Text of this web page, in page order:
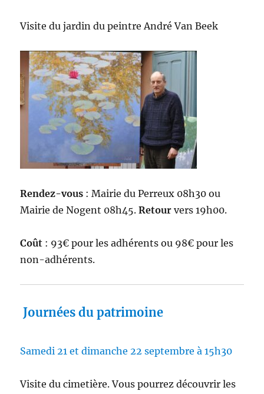
Visite du jardin du peintre André Van Beek
Rendez-vous : Mairie du Perreux 08h30 ou
Mairie de Nogent 08h45.Retour vers 19h00.
Coût : 93€ pour les adhérents ou 98€ pour les
non-adhérents.
Journées du patrimoine
Samedi 21 et dimanche 22 septembre à 15h30
Visite du cimetière. Vous pourrez découvrir les